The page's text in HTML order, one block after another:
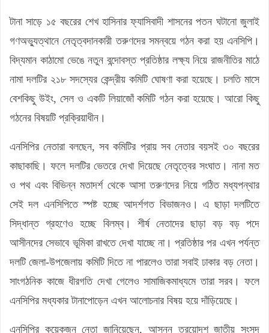
টানা সাড়ে ১৫ বছরের শেখ হাসিনার ফ্যাসিবাদী শাসনের পতন ঘটানো জুলাই
গণঅভ্যুত্থানে নেতৃত্বদানকারী তরুণদের সমন্বয়ে গঠন করা হয় এনসিপি।
বিদ্যমান কাঠামো ভেঙে নতুন বন্দোবস্ত প্রতিষ্ঠার লক্ষ্য নিয়ে রাজনীতির মাঠে
নামা দলটির ২১৮ সদস্যের কেন্দ্রীয় কমিটি ঘোষণা করা হয়েছে। চলতি মাসে
বেশকিছু উইং, সেল ও একটি লিয়াজোঁ কমিটি গঠন করা হয়েছে। আরো কিছু
গঠনের বিষয়টি প্রক্রিয়াধীন।
এনসিপির নেতারা বলছেন, সব কমিটির প্রায় সব নেতার বয়সই ৩০ বছরের
কাছাকাছি। ফলে দলটির ভেতরে দেখা দিয়েছে নেতৃত্বের সংঘাত। নানা মত
ও পথ এবং বিভিন্ন মতাদর্শ থেকে আসা তরুণদের নিয়ে গঠিত মধ্যপন্থার
সেই দল এনসিপিতে স্পষ্ট হচ্ছে আদর্শগত বিভাজনও। এ ছাড়া দলটিতে
সিদ্ধান্ত গ্রহণেও হচ্ছে বিলম্ব। শীর্ষ নেতাদের ছাড়া বড় বড় পদে
আসীনদের সেভাবে ভূমিকা রাখতে দেখা যাচ্ছে না। প্রতিষ্ঠার পর এখন পর্যন্ত
দলটি জেলা-উপজেলায় কমিটি দিতে না পারলেও তারা সবাই ঢাকার বড় নেতা।
সাংগঠনিক কাজে ধীরগতি দেখা গেলেও সামাজিকমাধ্যমে তারা সরব। ফলে
এনসিপির মধ্যকার টানাপোড়েন এখন আলোচনার বিষয় হয়ে দাঁড়িয়েছে।
এনসিপির কয়েকজন নেতা জানিয়েছেন, আসন্ন ত্রয়োদশ জাতীয় সংসদ